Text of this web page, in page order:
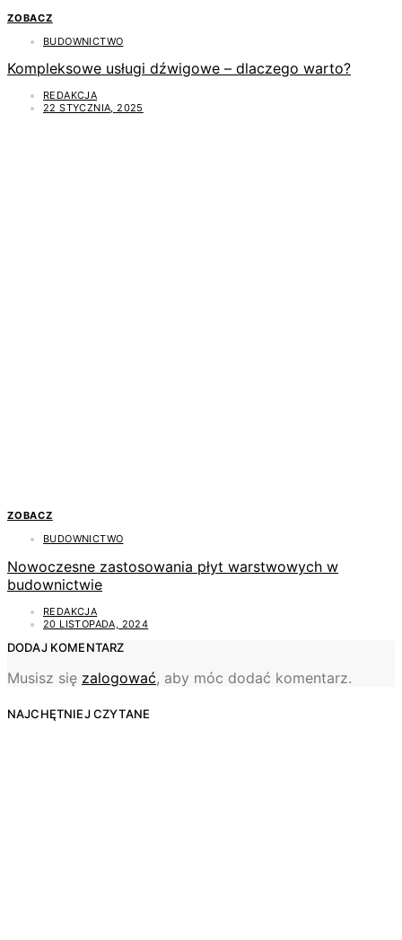
ZOBACZ
BUDOWNICTWO
Kompleksowe usługi dźwigowe – dlaczego warto?
REDAKCJA
22 STYCZNIA, 2025
ZOBACZ
BUDOWNICTWO
Nowoczesne zastosowania płyt warstwowych w
budownictwie
REDAKCJA
20 LISTOPADA, 2024
DODAJ KOMENTARZ
Musisz się zalogować, aby móc dodać komentarz.
NAJCHĘTNIEJ CZYTANE